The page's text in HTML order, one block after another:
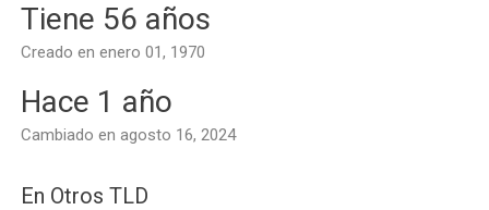
Tiene 56 años
Creado en enero 01, 1970
Hace 1 año
Cambiado en agosto 16, 2024
En Otros TLD